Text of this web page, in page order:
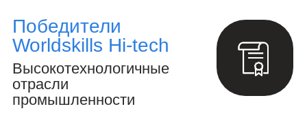
расчётов и анализ конструкций.
Создание 3D-модели и выпуск
Осуществление авторского